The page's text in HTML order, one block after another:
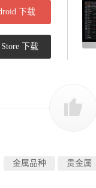
下载
下载
金属品种 贵金属